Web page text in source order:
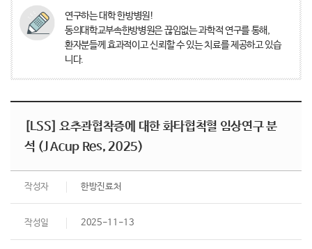
연구하는 대학 한방병원!
동의대학교부속한방병원은 끊임없는 과학적 연구를 통해,
환자분들께 효과적이고 신뢰할 수 있는 치료를 제공하고 있습
니다.
[LSS] 요추관협착증에 대한 화타협척혈 임상연구 분
석 (J Acup Res, 2025)
작성자 한방진료처
작성일 2025-11-13